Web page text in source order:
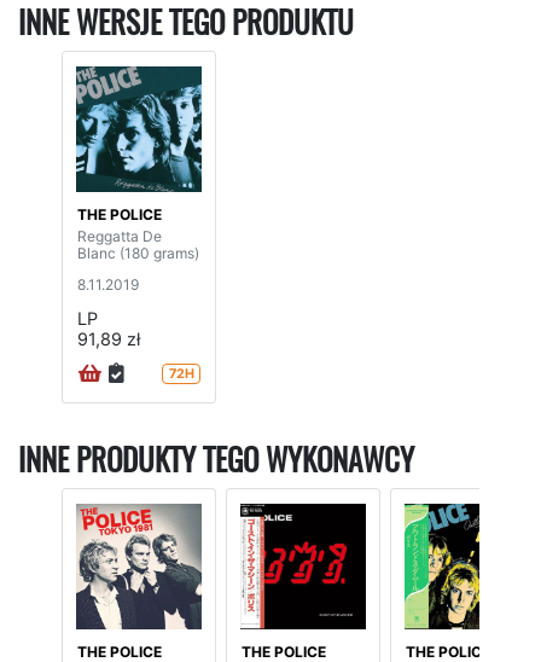
INNE WERSJE TEGO PRODUKTU
THE POLICE
Reggatta De
Blanc (180 grams)
8.11.2019
LP
91,89 zł
72H
INNE PRODUKTY TEGO WYKONAWCY
THE POLICE
THE POLICE
THE POLICE